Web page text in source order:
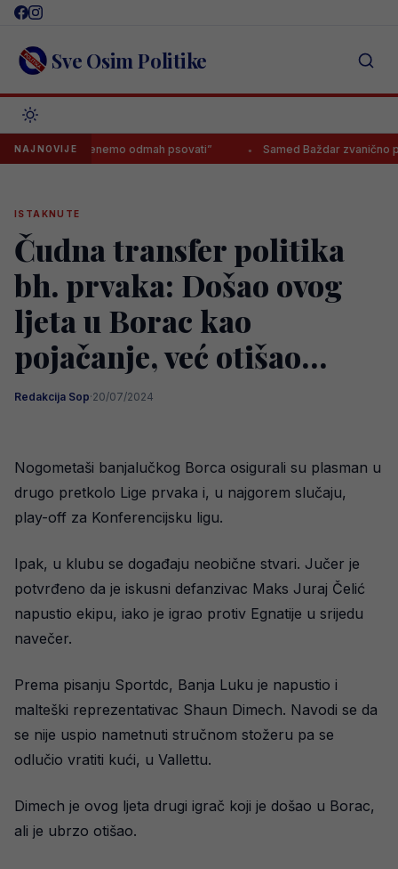
Skip
content Sve Osim Politike
NAJNOVIJE
da krenemo odmah psovati” Samed Baždar zvanično
ISTAKNUTE
Čudna transfer politika
bh. prvaka: Došao ovog
ljeta u Borac kao
pojačanje, već otišao…
Redakcija Sop·20/07/2024
Nogometaši banjalučkog Borca osigurali su plasman u
drugo pretkolo Lige prvaka i, u najgorem slučaju,
play-off za Konferencijsku ligu.
Ipak, u klubu se događaju neobične stvari. Jučer je
potvrđeno da je iskusni defanzivac Maks Juraj Čelić
napustio ekipu, iako je igrao protiv Egnatije u srijedu
navečer.
Prema pisanju Sportdc, Banja Luku je napustio i
malteški reprezentativac Shaun Dimech. Navodi se da
se nije uspio nametnuti stručnom stožeru pa se
odlučio vratiti kući, u Vallettu.
Dimech je ovog ljeta drugi igrač koji je došao u Borac,
ali je ubrzo otišao.